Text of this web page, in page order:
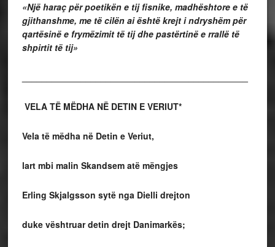
«Një haraç për poetikën e tij fisnike, madhështore e të
gjithanshme, me të cilën ai është krejt i ndryshëm për
qartësinë e frymëzimit të tij dhe pastërtinë e rrallë të
shpirtit të tij»
VELA TË MËDHA NË DETIN E VERIUT*
Vela të mëdha në Detin e Veriut,
lart mbi malin Skandsem atë mëngjes
Erling Skjalgsson sytë nga Dielli drejton
duke vështruar detin drejt Danimarkës;